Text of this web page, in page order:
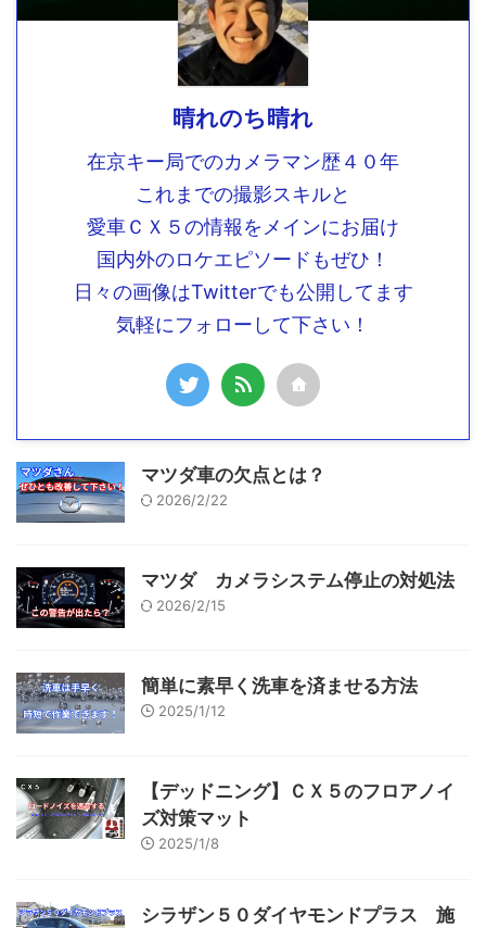
晴れのち晴れ
在京キー局でのカメラマン歴４０年
これまでの撮影スキルと
愛車ＣＸ５の情報をメインにお届け
国内外のロケエピソードもぜひ！
日々の画像はTwitterでも公開してます
気軽にフォローして下さい！
マツダ車の欠点とは？
2026/2/22
マツダ カメラシステム停止の対処法
2026/2/15
簡単に素早く洗車を済ませる方法
2025/1/12
【デッドニング】ＣＸ５のフロアノイ
ズ対策マット
2025/1/8
シラザン５０ダイヤモンドプラス 施